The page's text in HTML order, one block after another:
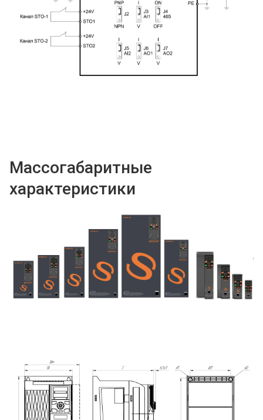
Массогабаритные
характеристики